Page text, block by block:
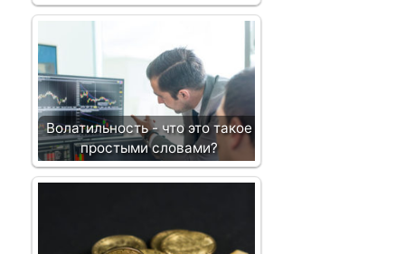
Волатильность - что это такое
простыми словами?